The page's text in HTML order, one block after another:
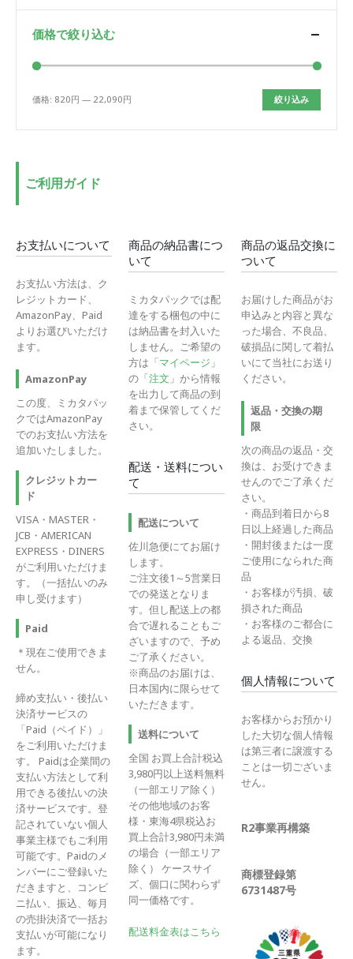
価格で絞り込む
最
最
絞り込み
価格: 820円 — 22,090円
ご利用ガイド
お支払いについて
お支払い方法は、ク
レジットカード、
AmazonPay、Paid
よりお選びいただけ
ます。
AmazonPay
この度、ミカタパッ
クではAmazonPay
でのお支払い方法を
追加いたしました。
クレジットカー
ド
VISA・MASTER・
JCB・AMERICAN
EXPRESS・DINERS
がご利用いただけま
す。（一括払いのみ
申し受けます）
Paid
＊現在ご使用できま
せん。
締め支払い・後払い
決済サービスの
「Paid（ペイド）」
をご利用いただけま
す。 Paidは企業間の
支払い方法として利
用できる後払いの決
済サービスです。登
記されていない個人
事業主様でもご利用
可能です。Paidのメ
ンバーにご登録いた
だきますと、コンビ
ニ払い、振込、毎月
の売掛決済で一括お
支払いが可能になり
ます。
商品の納品書につ
いて
ミカタパックでは配
達をする梱包の中に
は納品書を封入いた
しません。ご希望の
方は「マイページ 」
の「注文 」から情報
を出力して商品の到
着まで保管してくだ
さい。
配送・送料につい
て
配送について
佐川急便にてお届け
します。
ご注文後1～5営業日
での発送となりま
す。但し配送上の都
合で遅れることもご
ざいますので、予め
ご了承ください。
※商品のお届けは、
日本国内に限らせて
いただきます。
送料について
全国 お買上合計税込
3,980円以上送料無料
（一部エリア除く）
その他地域のお客
様・東海4県税込お
買上合計3,980円未満
の場合（一部エリア
除く） ケースサイ
ズ、個口に関わらず
同一価格です。
配送料金表はこちら
商品の返品交換に
ついて
お届けした商品がお
申込みと内容と異な
った場合、不良品、
破損品に関して着払
いにて当社にお送り
ください。
返品・交換の期
限
次の商品の返品・交
換は、お受けできま
せんのでご了承くだ
さい。
・商品到着日から8
日以上経過した商品
・開封後または一度
ご使用になられた商
品
・お客様が汚損、破
損された商品
・お客様のご都合に
よる返品、交換
個人情報について
お客様からお預かり
した大切な個人情報
は第三者に譲渡する
ことは一切ございま
せん。
R2事業再構築
商標登録第
6731487号